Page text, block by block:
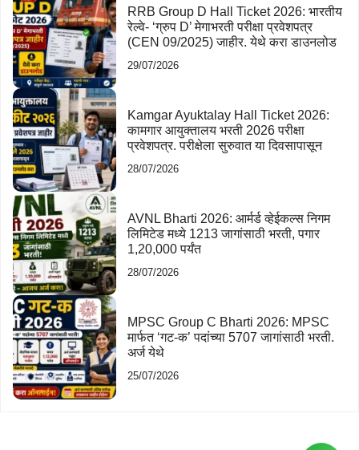
RRB Group D Hall Ticket 2026: भारतीय
रेल्वे- ‘ग्रुप D’ मेगाभरती परीक्षा प्रवेशपत्र
(CEN 09/2025) जाहीर. येथे करा डाउनलोड
29/07/2026
Kamgar Ayuktalay Hall Ticket 2026:
कामगार आयुक्तालय भरती 2026 परीक्षा
प्रवेशपत्र. परीक्षेला सुरुवात या दिवसापासून
28/07/2026
AVNL Bharti 2026: आर्मर्ड व्हेईकल्स निगम
लिमिटेड मध्ये 1213 जागांसाठी भरती, पगार
1,20,000 पर्यंत
28/07/2026
MPSC Group C Bharti 2026: MPSC
मार्फत ‘गट-क’ पदांच्या 5707 जागांसाठी भरती.
अर्ज येथे
25/07/2026